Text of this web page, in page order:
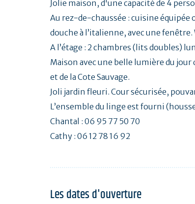
Jolie maison, d'une capacité de 4
Au rez-de-chaussée : cuisine équipée
douche à l’italienne, avec une fenêtre.
A l’étage : 2 chambres (lits doubles)
Maison avec une belle lumière du jour
et de la Cote Sauvage.
Joli jardin fleuri. Cour sécurisée,
L’ensemble du linge est fourni
Chantal : 06 95 77 50 70
Cathy : 06 12 78 16 92
Les dates d'ouverture